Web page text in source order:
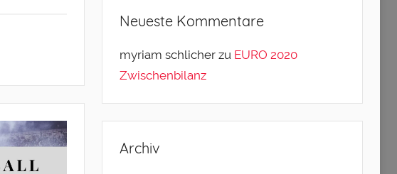
Neueste Kommentare
myriam schlicherzu EURO 2020
Zwischenbilanz
Archiv